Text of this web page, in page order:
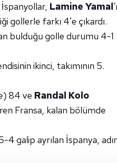
İspanyollar, Lamine Yamal
gollerle farkı 4'e çıkardı.
bulduğu golle durumu 4-1
ikinci, takımının 5.
84 ve Randal Kolo
Fransa, kalan bölümde
galip ayrılan İspanya,